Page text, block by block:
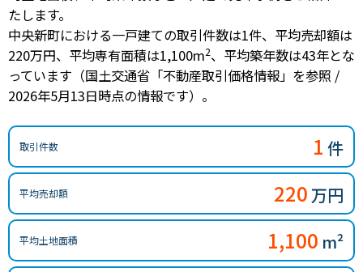
たします。
中央新町における一戸建ての取引件数は1件、 平均売却額は
220万円、 平均専有面積は1,100m2、 平均築年数は43年とな
っています（国土交通省「不動産取引価格情報」を参照 /
2026年5月13日時点の情報です）。
取引件数 1 件
平均売却額 220 万円
平均土地面積 1,100 m²